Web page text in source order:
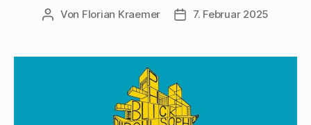
Beitragsautor
Von Florian Kraemer Veröffentlichungsdatum
7. Februar 2025